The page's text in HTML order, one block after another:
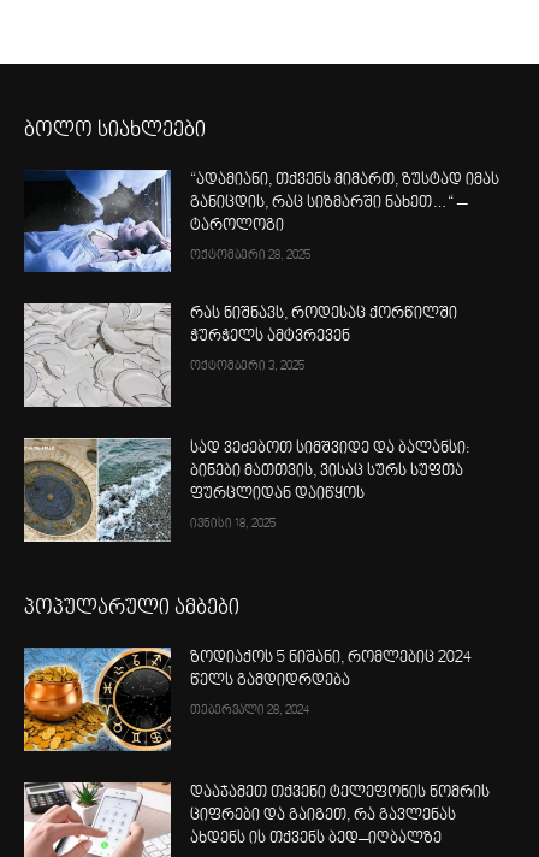
ბოლო სიახლეები
“ადამიანი, თქვენს მიმართ, ზუსტად იმას
განიცდის, რაც სიზმარში ნახეთ…“ –
ტაროლოგი
ოქტომბერი 28, 2025
რას ნიშნავს, როდესაც ქორწილში
ჭურჭელს ამტვრევენ
ოქტომბერი 3, 2025
სად ვეძებოთ სიმშვიდე და ბალანსი:
ბინები მათთვის, ვისაც სურს სუფთა
ფურცლიდან დაიწყოს
ივნისი 18, 2025
პოპულარული ამბები
ზოდიაქოს 5 ნიშანი, რომლებიც 2024
წელს გამდიდრდება
თებერვალი 28, 2024
დააჯამეთ თქვენი ტელეფონის ნომრის
ციფრები და გაიგეთ, რა გავლენას
ახდენს ის თქვენს ბედ–იღბალზე